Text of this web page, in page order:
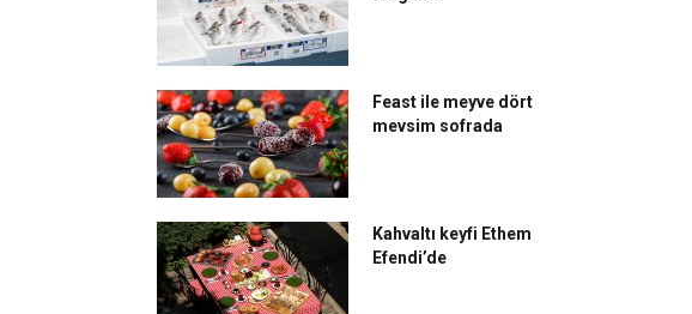
Feast ile meyve dört
mevsim sofrada
Kahvaltı keyfi Ethem
Efendi’de